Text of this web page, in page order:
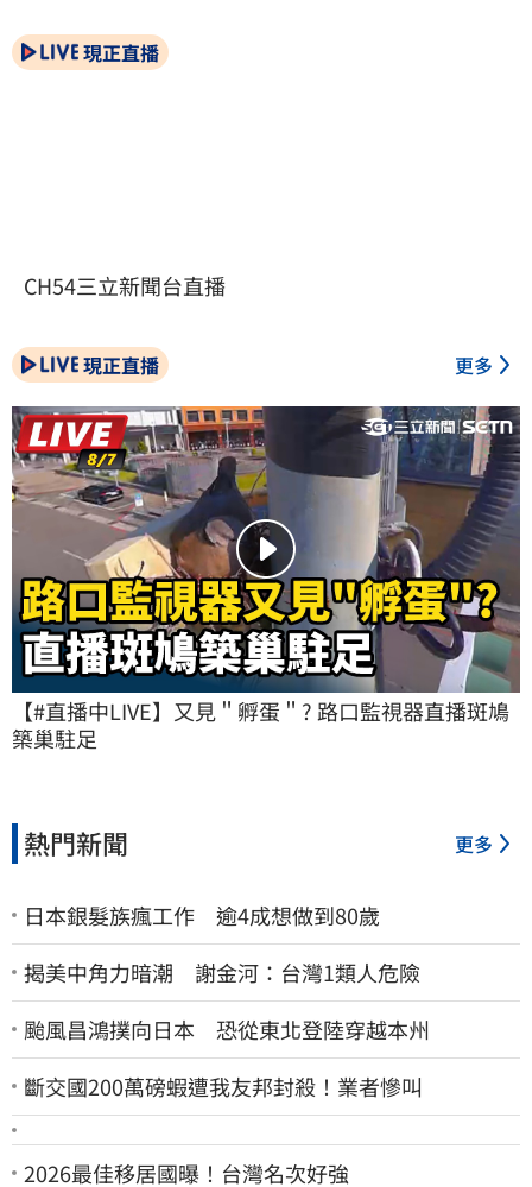
現正直播
CH54三立新聞台直播
現正直播 更多
【#直播中LIVE】又見＂孵蛋＂? 路口監視器直播斑鳩
築巢駐足
熱門新聞 更多
日本銀髮族瘋工作 逾4成想做到80歲
揭美中角力暗潮 謝金河：台灣1類人危險
颱風昌鴻撲向日本 恐從東北登陸穿越本州
斷交國200萬磅蝦遭我友邦封殺！業者慘叫
2026最佳移居國曝！台灣名次好強